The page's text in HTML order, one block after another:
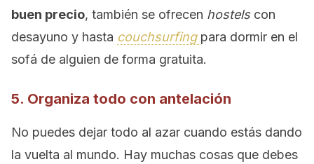
buen precio, también se ofrecen hostelscon
desayuno y hasta couchsurfing para dormir en el
sofá de alguien de forma gratuita.
5. Organiza todo con antelación
No puedes dejar todo al azar cuando estás dando
la vuelta al mundo. Hay muchas cosas que debes